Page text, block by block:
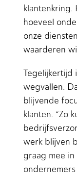
klantenkring.
hoeveel
onze
waarderen
Tegelijkertijd
wegvallen.
blijvende
klanten. “Zo
werk blijven
graag mee